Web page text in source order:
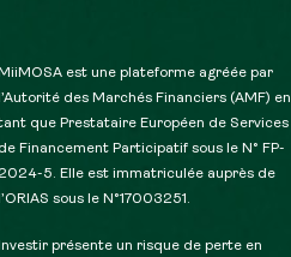
MiiMOSA est une plateforme agréée par
l’Autorité des Marchés Financiers (AMF) en
que Prestataire Européen de Services
de Financement Participatif sous le N° FP-
2024-5. Elle est immatriculée auprès de
l’ORIAS sous le N°17003251.
Investir présente un risque de perte en